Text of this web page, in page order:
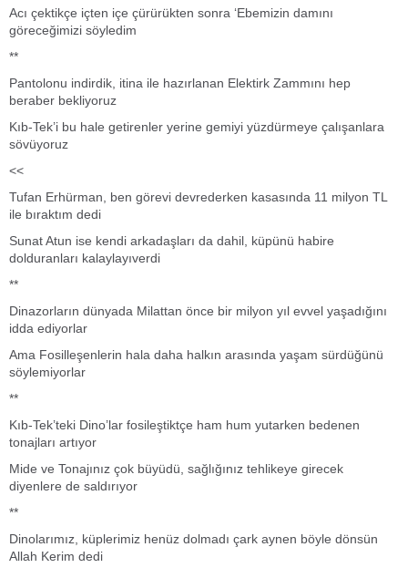
Acı çektikçe içten içe çürürükten sonra ‘Ebemizin damını
göreceğimizi söyledim
**
Pantolonu indirdik, itina ile hazırlanan Elektirk Zammını hep
beraber bekliyoruz
Kıb-Tek’i bu hale getirenler yerine gemiyi yüzdürmeye çalışanlara
sövüyoruz
<<
Tufan Erhürman, ben görevi devrederken kasasında 11 milyon TL
ile bıraktım dedi
Sunat Atun ise kendi arkadaşları da dahil, küpünü habire
dolduranları kalaylayıverdi
**
Dinazorların dünyada Milattan önce bir milyon yıl evvel yaşadığını
idda ediyorlar
Ama Fosilleşenlerin hala daha halkın arasında yaşam sürdüğünü
söylemiyorlar
**
Kıb-Tek’teki Dino’lar fosileştiktçe ham hum yutarken bedenen
tonajları artıyor
Mide ve Tonajınız çok büyüdü, sağlığınız tehlikeye girecek
diyenlere de saldırıyor
**
Dinolarımız, küplerimiz henüz dolmadı çark aynen böyle dönsün
Allah Kerim dedi